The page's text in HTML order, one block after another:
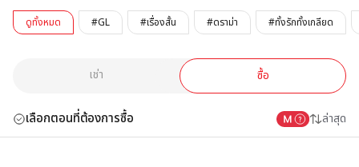
ดูทั้งหมด #GL #เรื่องสั้น #ดราม่า #ทั้งรักทั้งเกลียด
เช่า ซื้อ
เลือกตอนที่ต้องการซื้อ ล่าสุด